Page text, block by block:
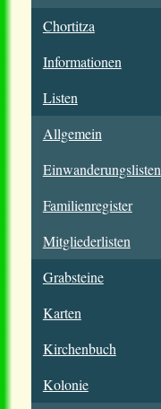
Chortitza
Informationen
Listen
Allgemein
Einwanderungslisten
Familienregister
Mitgliederlisten
Grabsteine
Karten
Kirchenbuch
Kolonie